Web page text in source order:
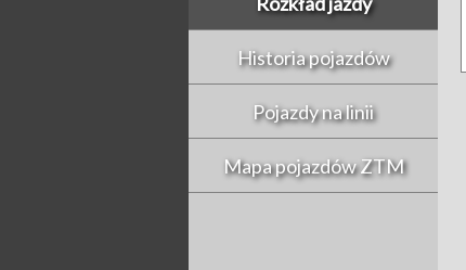
Historia pojazdów
Pojazdy na linii
Mapa pojazdów ZTM